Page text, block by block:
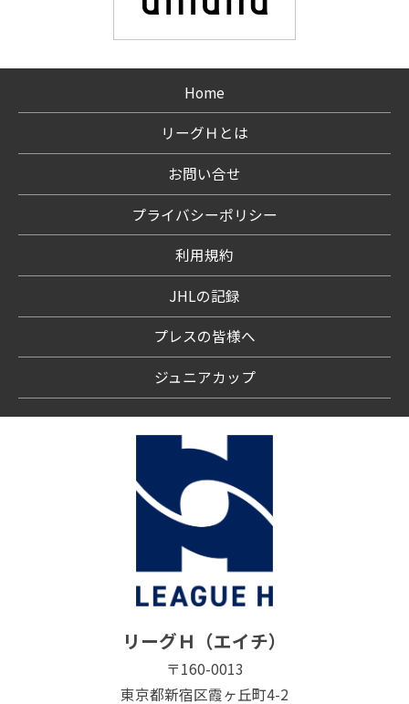
Home
リーグＨとは
お問い合せ
プライバシーポリシー
利用規約
JHLの記録
プレスの皆様へ
ジュニアカップ
リーグＨ（エイチ）
〒160-0013
東京都新宿区霞ヶ丘町4-2